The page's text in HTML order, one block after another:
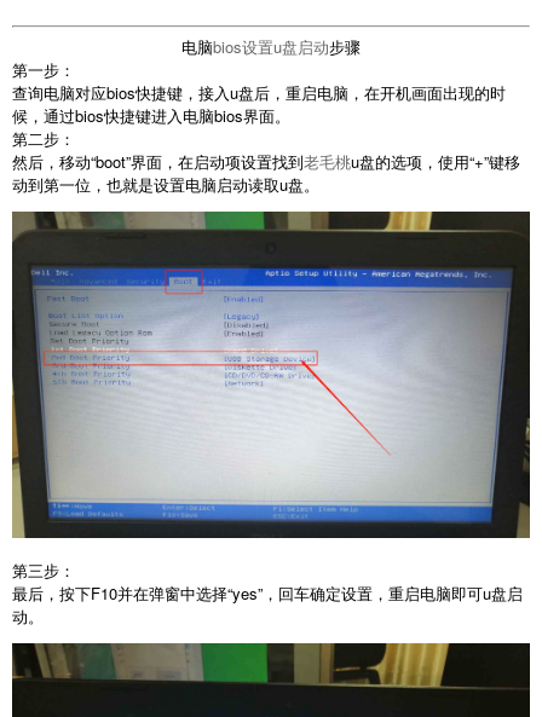
电脑bios设置u盘启动步骤
第一步：
查询电脑对应bios快捷键，接入u盘后，重启电脑，在开机画面出现的时
候，通过bios快捷键进入电脑bios界面。
第二步：
然后，移动“boot”界面，在启动项设置找到老毛桃u盘的选项，使用“+”键移
动到第一位，也就是设置电脑启动读取u盘。
第三步：
最后，按下F10并在弹窗中选择“yes”，回车确定设置，重启电脑即可u盘启
动。